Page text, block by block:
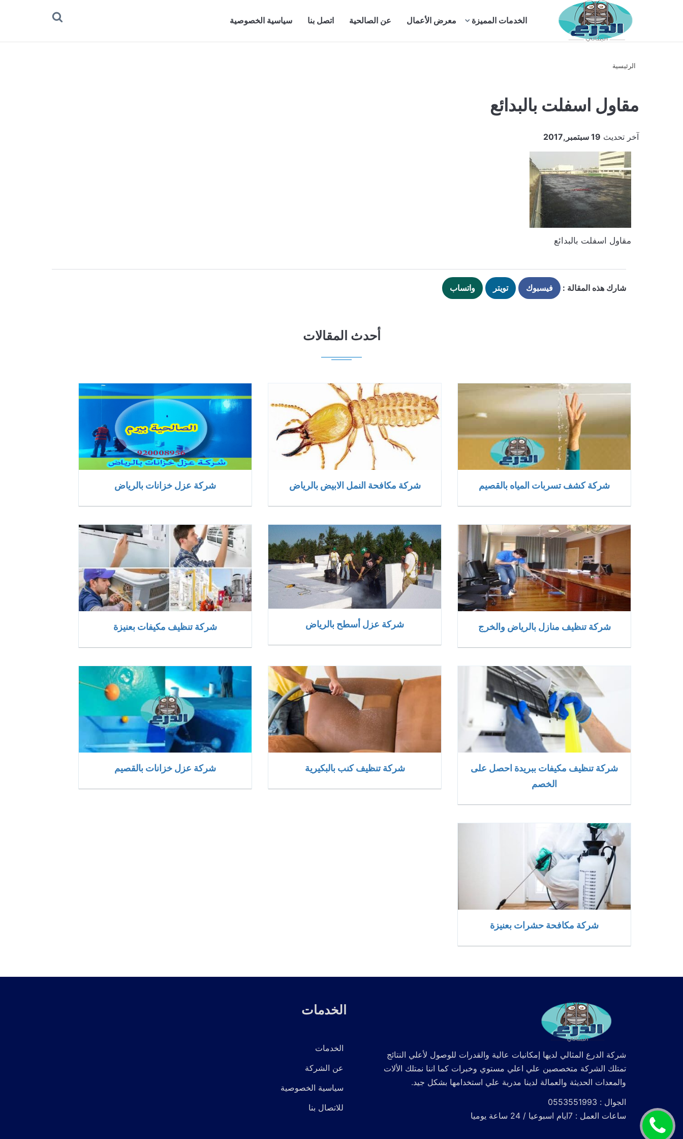
بحث الخدمات المميزة معرض الأعمال عن الصالحية اتصل بنا سياسية الخصوصية
الرئيسية
مقاول اسفلت بالبدائع
آخر تحديث 19 سبتمبر,2017
مقاول اسفلت بالبدائع
شارك هذه المقالة : فيسبوك تويتر واتساب
أحدث المقالات
شركة كشف تسربات المياه بالقصيم شركة مكافحة النمل الابيض بالرياض شركة عزل خزانات بالرياض
شركة تنظيف منازل بالرياض والخرج شركة عزل أسطح بالرياض شركة تنظيف مكيفات بعنيزة
شركة تنظيف مكيفات ببريدة احصل على
الخصم
شركة تنظيف كنب بالبكيرية شركة عزل خزانات بالقصيم
شركة مكافحة حشرات بعنيزة
شركة الدرع المثالي لديها إمكانيات عالية والقدرات للوصول لأعلي النتائج
تمتلك الشركة متخصصين علي اعلي مستوي وخبرات كما اننا نمتلك الألات
والمعدات الحديثة والعمالة لدينا مدربة علي استخدامها بشكل جيد.
الجوال : 0553551993
ساعات العمل : 7ايام اسبوعيا / 24 ساعة يوميا
الخدمات
الخدمات
عن الشركة
سياسية الخصوصية
للاتصال بنا
اتصل